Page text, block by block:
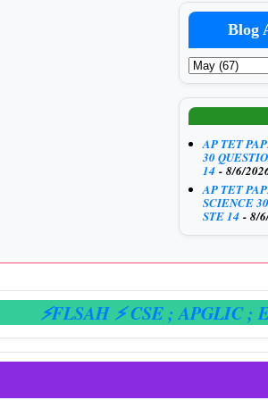
Blog
AP TET
30
14 - 8/6/
AP TET
SCIENCE
STE 14 - 8/
⚡FLSAH ⚡ CSE; APGLIC; E-